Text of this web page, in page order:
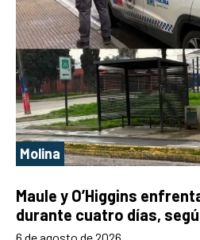
Molina
Maule y O’Higgins
durante cuatro días,
6 de agosto de 2026